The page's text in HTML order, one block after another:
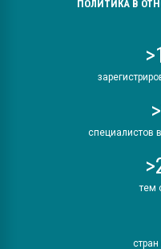
ПОЛИТИКА В
специалистов
тем